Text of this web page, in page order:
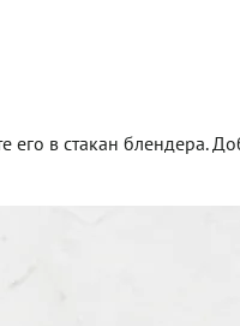
в стакан блендера.